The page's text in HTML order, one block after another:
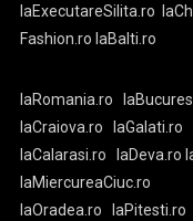
laExecutareSilita.ro
Fashion.ro laBalti.ro
laRomania.ro
laCraiova.ro
laGalati.ro
laCalarasi.ro
laDeva.ro
laMiercureaCiuc.ro
laOradea.ro
laPitesti.ro